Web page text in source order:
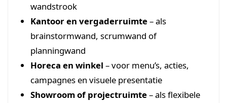
wandstrook
Kantoor en vergaderruimte– als
brainstormwand, scrumwand of
planningwand
Horeca en winkel – voor menu’s, acties,
campagnes en visuele presentatie
Showroom of projectruimte– als flexibele